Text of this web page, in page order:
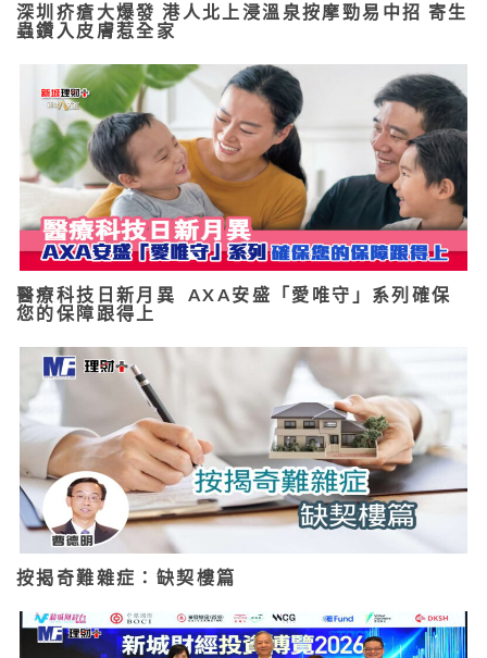
深圳疥瘡大爆發 港人北上浸溫泉按摩勁易中招 寄生
蟲鑽入皮膚惹全家
醫療科技日新月異 AXA安盛「愛唯守」系列確保
您的保障跟得上
按揭奇難雜症：缺契樓篇